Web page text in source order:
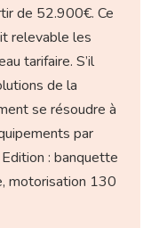
de 52.900€. Ce
relevable les
tarifaire. S’il
de la
se résoudre à
par
: banquette
motorisation 130